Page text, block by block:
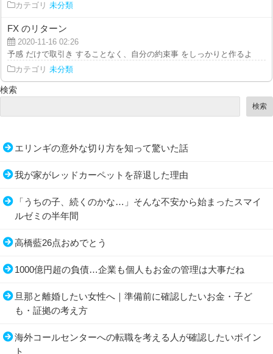
カテゴリ 未分類
FX のリターン
2020-11-16 02:26
予感 だけで取引き することなく、自分の約束事 をしっかりと作るように
カテゴリ 未分類
検索
検索
エリンギの意外な切り方を知って驚いた話
我が家がレッドカーペットを辞退した理由
「うちの子、続くのかな…」そんな不安から始まったスマイ
ルゼミの半年間
高橋藍26点おめでとう
1000億円超の負債…企業も個人もお金の管理は大事だね
旦那と離婚したい女性へ｜準備前に確認したいお金・子ど
も・証拠の考え方
海外コールセンターへの転職を考える人が確認したいポイン
ト